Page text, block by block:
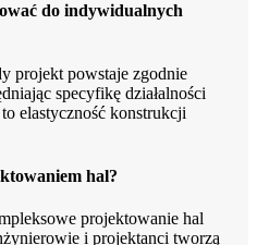
do indywidualnych
projekt powstaje zgodnie
specyfikę działalności
elastyczność konstrukcji
hal?
projektowanie hal
i projektanci tworzą